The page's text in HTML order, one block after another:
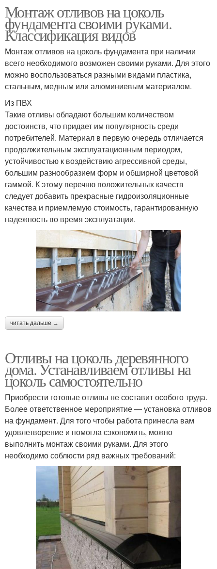
Монтаж отливов на цоколь
фундамента своими руками.
Классификация видов
Монтаж отливов на цоколь фундамента при наличии
всего необходимого возможен своими руками. Для этого
можно воспользоваться разными видами пластика,
стальным, медным или алюминиевым материалом.
Из ПВХ
Такие отливы обладают большим количеством
достоинств, что придает им популярность среди
потребителей. Материал в первую очередь отличается
продолжительным эксплуатационным периодом,
устойчивостью к воздействию агрессивной среды,
большим разнообразием форм и обширной цветовой
гаммой. К этому перечню положительных качеств
следует добавить прекрасные гидроизоляционные
качества и приемлемую стоимость, гарантированную
надежность во время эксплуатации.
читать дальше →
Отливы на цоколь деревянного
дома. Устанавливаем отливы на
цоколь самостоятельно
Приобрести готовые отливы не составит особого труда.
Более ответственное мероприятие — установка отливов
на фундамент. Для того чтобы работа принесла вам
удовлетворение и помогла сэкономить, можно
выполнить монтаж своими руками. Для этого
необходимо соблюсти ряд важных требований: